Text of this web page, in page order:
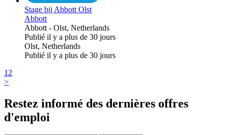
Stage bij Abbott Olst
Abbott
Abbott - Olst, Netherlands
Publié il y a plus de 30 jours
Olst, Netherlands
Publié il y a plus de 30 jours
1 2
>
Restez informé des dernières offres
d'emploi